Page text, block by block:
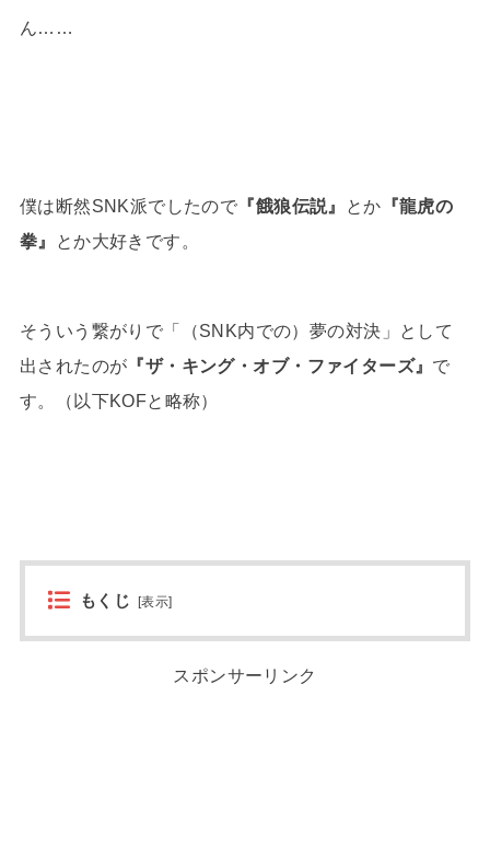
ん……
僕は断然SNK派でしたので 『餓狼伝説』 とか 『龍虎の
拳』
とか大好きです。
そういう繋がりで「（SNK内での）夢の対決」として
出されたのが 『ザ・キング・オブ・ファイターズ』 で
す。（以下KOFと略称）
もくじ [表示]
スポンサーリンク